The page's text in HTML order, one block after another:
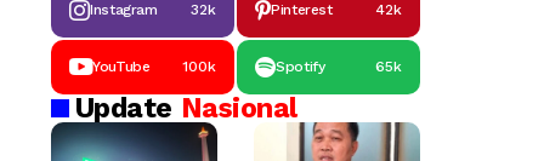
Instagram 32k Pinterest 42k
YouTube 100k Spotify 65k
Update Nasional